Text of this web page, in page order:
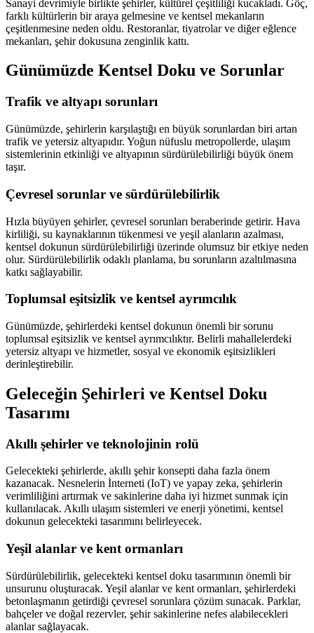
Sanayi devrimiyle birlikte şehirler, kültürel çeşitliliği kucakladı. Göç,
farklı kültürlerin bir araya gelmesine ve kentsel mekanların
çeşitlenmesine neden oldu. Restoranlar, tiyatrolar ve diğer eğlence
mekanları, şehir dokusuna zenginlik kattı.
Günümüzde Kentsel Doku ve Sorunlar
Trafik ve altyapı sorunları
Günümüzde, şehirlerin karşılaştığı en büyük sorunlardan biri artan
trafik ve yetersiz altyapıdır. Yoğun nüfuslu metropollerde, ulaşım
sistemlerinin etkinliği ve altyapının sürdürülebilirliği büyük önem
taşır.
Çevresel sorunlar ve sürdürülebilirlik
Hızla büyüyen şehirler, çevresel sorunları beraberinde getirir. Hava
kirliliği, su kaynaklarının tükenmesi ve yeşil alanların azalması,
kentsel dokunun sürdürülebilirliği üzerinde olumsuz bir etkiye neden
olur. Sürdürülebilirlik odaklı planlama, bu sorunların azaltılmasına
katkı sağlayabilir.
Toplumsal eşitsizlik ve kentsel ayrımcılık
Günümüzde, şehirlerdeki kentsel dokunun önemli bir sorunu
toplumsal eşitsizlik ve kentsel ayrımcılıktır. Belirli mahallelerdeki
yetersiz altyapı ve hizmetler, sosyal ve ekonomik eşitsizlikleri
derinleştirebilir.
Geleceğin Şehirleri ve Kentsel Doku
Tasarımı
Akıllı şehirler ve teknolojinin rolü
Gelecekteki şehirlerde, akıllı şehir konsepti daha fazla önem
kazanacak. Nesnelerin İnterneti (IoT) ve yapay zeka, şehirlerin
verimliliğini artırmak ve sakinlerine daha iyi hizmet sunmak için
kullanılacak. Akıllı ulaşım sistemleri ve enerji yönetimi, kentsel
dokunun gelecekteki tasarımını belirleyecek.
Yeşil alanlar ve kent ormanları
Sürdürülebilirlik, gelecekteki kentsel doku tasarımının önemli bir
unsurunu oluşturacak. Yeşil alanlar ve kent ormanları, şehirlerdeki
betonlaşmanın getirdiği çevresel sorunlara çözüm sunacak. Parklar,
bahçeler ve doğal rezervler, şehir sakinlerine nefes alabilecekleri
alanlar sağlayacak.